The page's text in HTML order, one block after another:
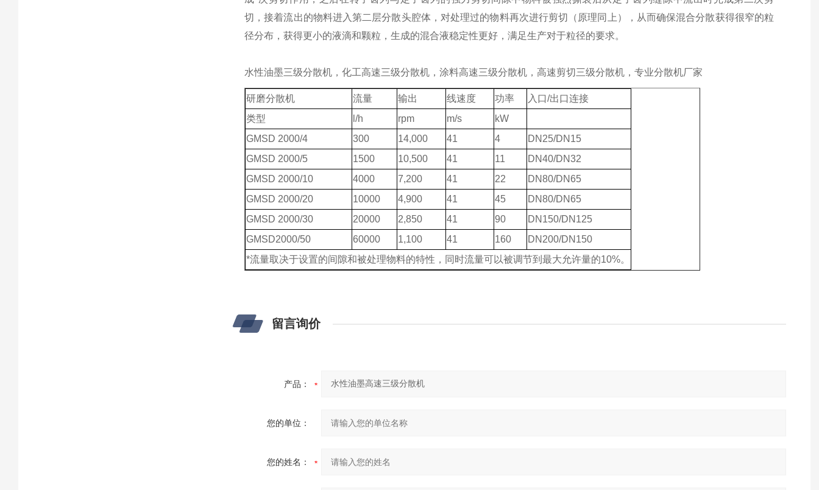
切，接着流出的物料进入第二层分散头腔体，对处理过的物料再次进行剪切（原理同上），从而确保混合分散获得很窄的粒
径分布，获得更小的液滴和颗粒，生成的混合液稳定性更好，满足生产对于粒径的要求。
水性油墨三级分散机，化工高速三级分散机，涂料高速三级分散机，高速剪切三级分散机，专业分散机厂家
研磨分散机 流量 输出 线速度 功率 入口/出口连接
类型
l/h rpm m/s
kW
GMSD 2000/4
300 14,000 41 4
DN25/DN15
GMSD 2000/5
1500 10,500 41 11
DN40/DN32
GMSD 2000/10
4000 7,200 41 22
DN80/DN65
GMSD 2000/20
10000 4,900 41 45
DN80/DN65
GMSD 2000/30
20000 2,850 41 90
DN150/DN125
GMSD2000/50
60000 1,100 41 160
DN200/DN150
*流量取决于设置的间隙和被处理物料的特性，同时流量可以被调节到最大允许量的10%。
留言询价
产品：
您的单位：
您的姓名：